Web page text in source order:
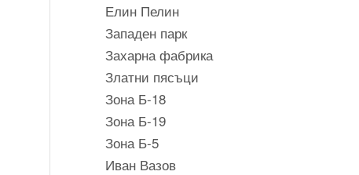
Елин Пелин
Западен парк
Захарна фабрика
Златни пясъци
Зона Б-18
Зона Б-19
Зона Б-5
Иван Вазов